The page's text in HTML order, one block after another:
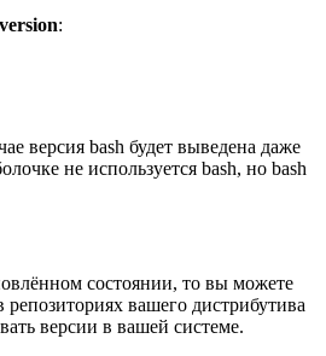
:
версия bash будет выведена даже
не используется bash, но bash
состоянии, то вы можете
вашего дистрибутива
версии в вашей системе.